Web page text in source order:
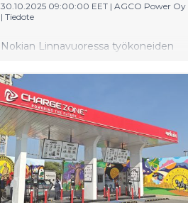
30.10.2025 09:00:00 EET | AGCO Power Oy
| Tiedote
Nokian Linnavuoressa työkoneiden
valmistava AGCO Power julkistaa
Agritechnica-messuilla marraskuun
alussa maatalous- ja metsäkoneiden
tulevaisuuden voimanlinjaratkaisuja
sekä -konsepteja. Agritechnica on
maatalouskonealan suurin ja tärkein
tapahtuma, joka kokoaa viljelijät,
urakoitsijat, jälleenmyyjät ja
valmistajat joka toinen vuosi